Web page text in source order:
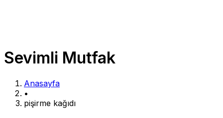
Sevimli Mutfak
Anasayfa
•
pişirme kağıdı